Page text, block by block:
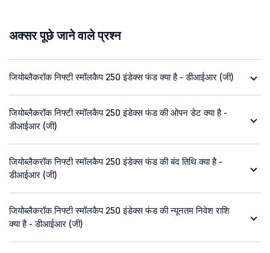
अक्सर पूछे जाने वाले प्रश्न
जियोब्लैकरॉक निफ्टी स्मॉलकैप 250 इंडेक्स फंड क्या है - डीआईआर (जी)
जियोब्लैकरॉक निफ्टी स्मॉलकैप 250 इंडेक्स फंड की ओपन डेट क्या है -
डीआईआर (जी)
जियोब्लैकरॉक निफ्टी स्मॉलकैप 250 इंडेक्स फंड की बंद तिथि क्या है -
डीआईआर (जी)
जियोब्लैकरॉक निफ्टी स्मॉलकैप 250 इंडेक्स फंड की न्यूनतम निवेश राशि
क्या है - डीआईआर (जी)